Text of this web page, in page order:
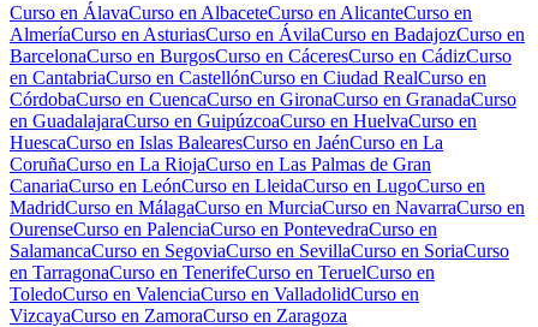
Curso en ÁlavaCurso en AlbaceteCurso en AlicanteCurso en
AlmeríaCurso en AsturiasCurso en ÁvilaCurso en BadajozCurso en
BarcelonaCurso en BurgosCurso en CáceresCurso en CádizCurso
en CantabriaCurso en CastellónCurso en Ciudad RealCurso en
CórdobaCurso en CuencaCurso en GironaCurso en GranadaCurso
en GuadalajaraCurso en GuipúzcoaCurso en HuelvaCurso en
HuescaCurso en Islas BalearesCurso en JaénCurso en La
CoruñaCurso en La RiojaCurso en Las Palmas de Gran
CanariaCurso en LeónCurso en LleidaCurso en LugoCurso en
MadridCurso en MálagaCurso en MurciaCurso en NavarraCurso en
OurenseCurso en PalenciaCurso en PontevedraCurso en
SalamancaCurso en SegoviaCurso en SevillaCurso en SoriaCurso
en TarragonaCurso en TenerifeCurso en TeruelCurso en
ToledoCurso en ValenciaCurso en ValladolidCurso en
VizcayaCurso en ZamoraCurso en Zaragoza